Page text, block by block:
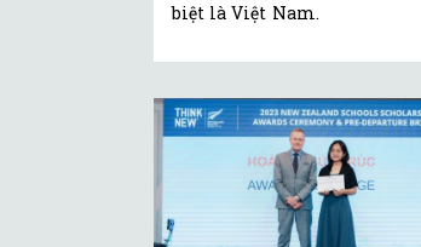
biệt là Việt Nam.